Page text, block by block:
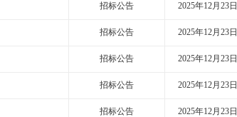
招标公告 2025年12月23日
招标公告 2025年12月23日
招标公告 2025年12月23日
招标公告 2025年12月23日
招标公告 2025年12月23日